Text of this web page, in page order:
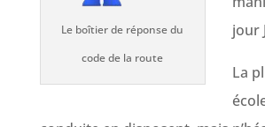
Le boîtier de réponse du
code de la route
jour
La